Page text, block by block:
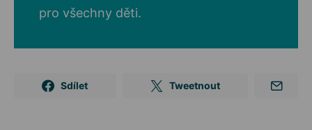
pro všechny děti.
Sdílet Tweetnout